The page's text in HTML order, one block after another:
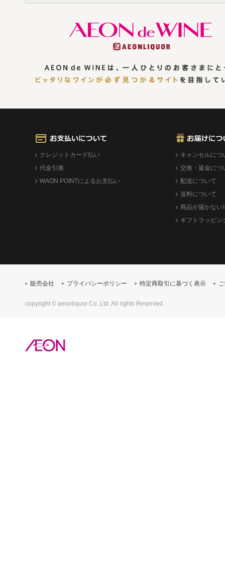
クレジットカード払い
代金引換
WAON POINTによるお支払い
キャンセルにつ
交換・返金につ
配送について
送料について
商品が届かない
ギフトラッピン
販売会社 プライバシーポリシー 特定商取引に基づく表示
copyright © aeonliquor Co.,Ltd. All rights Reserved.